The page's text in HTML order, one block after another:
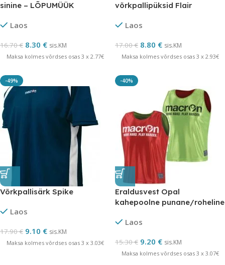
sinine – LÕPUMÜÜK
Laos
16.70€ 8.30 € sis.KM
Maksa kolmes võrdses osas 3 x 2.77€
võrkpallipüksid Flair
Laos
17.00€ 8.80 € sis.KM
Maksa kolmes võrdses osas 3 x 2.93€
-49%
Võrkpallisärk Spike
Laos
17.90€ 9.10 € sis.KM
Maksa kolmes võrdses osas 3 x 3.03€
-40%
Eraldusvest Opal
kahepoolne punane/roheline
Laos
15.30€ 9.20 € sis.KM
Maksa kolmes võrdses osas 3 x 3.07€